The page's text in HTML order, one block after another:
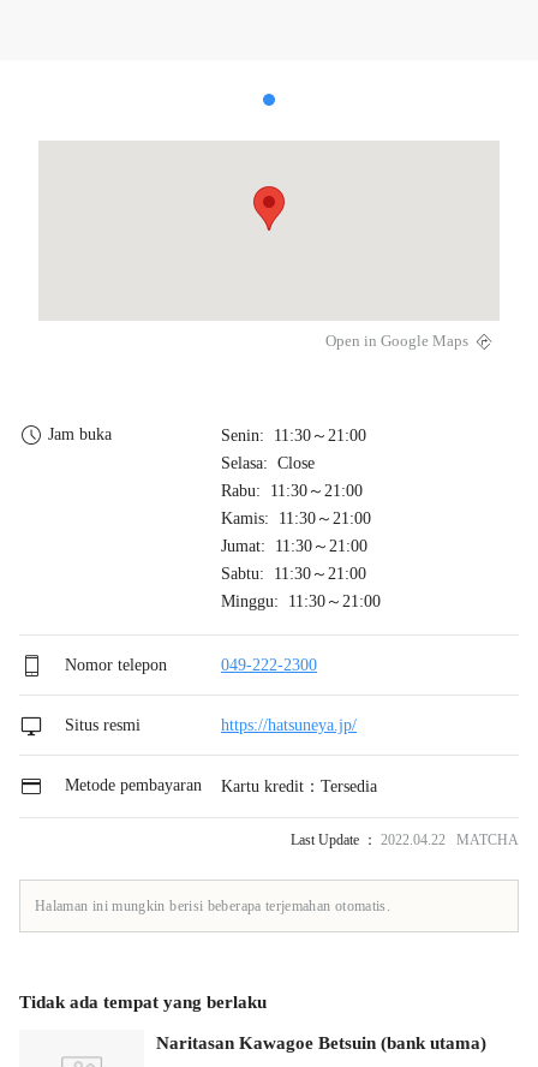
Open in Google Maps
Jam buka
Senin: 11:30～21:00
Selasa: Close
Rabu: 11:30～21:00
Kamis: 11:30～21:00
Jumat: 11:30～21:00
Sabtu: 11:30～21:00
Minggu: 11:30～21:00
Nomor telepon 049-222-2300
Situs resmi https://hatsuneya.jp/
Metode pembayaran Kartu kredit：Tersedia
Last Update ： 2022.04.22 MATCHA
Halaman ini mungkin berisi beberapa terjemahan otomatis.
Tidak ada tempat yang berlaku
Naritasan Kawagoe Betsuin (bank utama)